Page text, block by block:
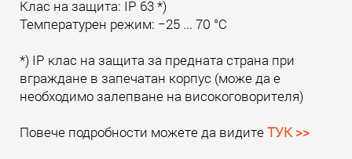
Клас на защита: IP 63 *)
Температурен режим: −25 ... 70 °C
*) IP клас на защита за предната страна при
вграждане в запечатан корпус (може да е
необходимо залепване на високоговорителя)
Повече подробности можете да видитеТУК >>